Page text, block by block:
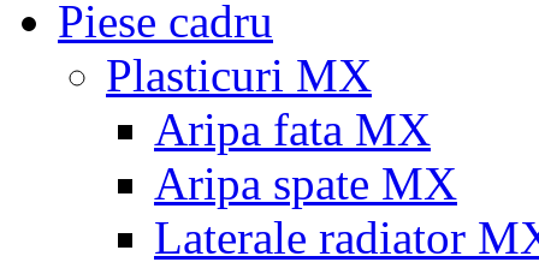
Piese cadru
Plasticuri MX
Aripa fata MX
Aripa spate MX
Laterale radiator